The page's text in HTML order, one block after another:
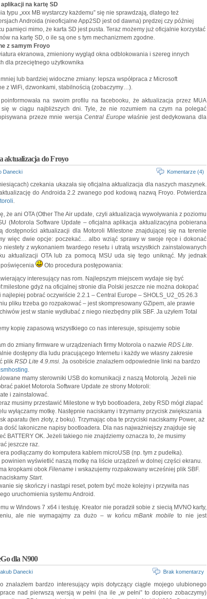
na kartę SD
typu „xxx MB wystarczy każdemu” się nie sprawdzają, dlatego też
Androida (nieoficjalne App2SD jest od dawna) prędzej czy później
pamięci mimo, że karta SD jest pusta. Teraz możemy już oficjalnie korzystać
na kartę SD, o ile są one s tym mechanizmem zgodne.
z samym Froyo
ekranowa, zmieniony wygląd okna odblokowania i szereg innych
dla przeciętnego użytkownika
lub bardziej widoczne zmiany: lepsza współpraca z Microsoft
z WiFi, dzwonkami, stabilnością (zobaczymy…).
na swoim profilu na facebooku, że aktualizacja przez MUA
w ciągu najbliższych dni. Tyle, że nie rozumiem na czym na polegać
przeze mnie wersjaCentral Europewłaśnie jest dedykowana dla
aktualizacja do Froyo
Danecki Komentarze (4)
czekania ukazała się oficjalna aktualizacja dla naszych maszynek.
do Androida 2.2 zwanego pod kodową nazwą Froyo. Potwierdza
.
że ani OTA (Other The Air update, czyli aktualizacja wywoływania z poziomu
(Motorola Software Update – oficjalna aplikacja aktualizacyjna pobierana
dostępności aktualizacji dla Motoroli Milestone znajdującej się na terenie
więc dwie opcje: poczekać… albo wziąć sprawy w swoje ręce i dokonać
niestety z wykonaniem twardego resetu i utratą wszystkich zainstalowanych
aktualizacji OTA lub za pomocą MSU uda się tego uniknąć. My jednak
Oto procedura postępowania:
interesujący nas rom. Najlepszym miejscem wydaje się być
gdyż na oficjalnej stronie dla Polski jeszcze nie można dokopać
pobrać oczywiście 2.2.1 – Central Europe – SHOLS_U2_05.26.3
pliku trzeba go rozpakować – jest skompresowany GZipem, ale prawie
jest w stanie wydłubać z niego niezbędny plik SBF. Ja użyłem Total
kopię zapasową wszystkiego co nas interesuje, spisujemy sobie
do zmiany firmware w urządzeniach firmy Motorola o nazwie RDS Lite.
dostępny dla ludu pracującego Internetu i każdy we własny zakresie
plik RSD Lite 4.9.msi. Ja osobiście znalazłem odpowiednie linki na bardzo
.
mamy sterowniki USB do komunikacji z naszą Motorolą. Jeżeli nie
pakiet Motorola Software Update ze strony Motoroli:
i zainstalować.
musimy przestawić Milestone w tryb bootloadera, żeby RSD mógł złapać
wyłączamy motkę. Następnie naciskamy i trzymamy przycisk zwiększania
aparatu (ten złoty, z boku). Trzymając oba te przyciski naciskamy Power, aż
dość lakoniczne napisy bootloadera. Dla nas najważniejszy znajduje się
BATTERY OK. Jeżeli takiego nie znajdziemy oznacza to, że musimy
jeszcze raz.
podłączamy do komputera kablem microUSB (np. tym z pudełka).
powinien wyświetlić naszą motkę na liście urządzeń w dolnej części ekranu.
kropkami obok Filename i wskazujemy rozpakowany wcześniej plik SBF.
Start.
się skończy i nastąpi reset, potem być może kolejny i przywita nas
uruchomienia systemu Android.
w Windows 7 x64 i testuję. Kreator nie poradził sobie z siecią MVNO karty,
ale nie wymagajmy za dużo – w końcumBank mobileto nie jest
dla N900
Danecki Brak komentarzy
znalazłem bardzo interesujący wpis dotyczący ciągle mojego ulubionego
nad pierwszą wersją w pełni (na ile „w pełni” to dopiero zobaczymy)